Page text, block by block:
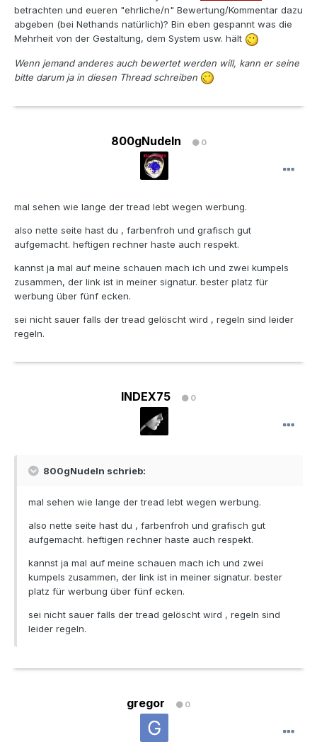
betrachten und eueren "ehrliche/n" Bewertung/Kommentar dazu
abgeben (bei Nethands natürlich)? Bin eben gespannt was die
Mehrheit von der Gestaltung, dem System usw. hält
Wenn jemand anderes auch bewertet werden will, kann er seine
bitte darum ja in diesen Thread schreiben
800gNudeln 0
mal sehen wie lange der tread lebt wegen werbung.
also nette seite hast du , farbenfroh und grafisch gut
aufgemacht. heftigen rechner haste auch respekt.
kannst ja mal auf meine schauen mach ich und zwei kumpels
zusammen, der link ist in meiner signatur. bester platz für
werbung über fünf ecken.
sei nicht sauer falls der tread gelöscht wird , regeln sind leider
regeln.
INDEX75 0
800gNudeln schrieb:
mal sehen wie lange der tread lebt wegen werbung.
also nette seite hast du , farbenfroh und grafisch gut
aufgemacht. heftigen rechner haste auch respekt.
kannst ja mal auf meine schauen mach ich und zwei
kumpels zusammen, der link ist in meiner signatur. bester
platz für werbung über fünf ecken.
sei nicht sauer falls der tread gelöscht wird , regeln sind
leider regeln.
gregor 0